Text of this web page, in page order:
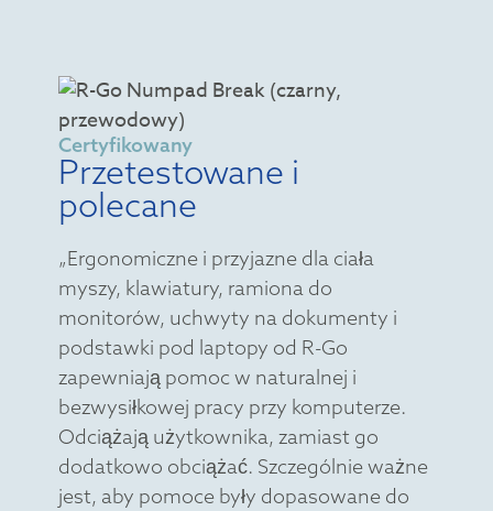
Certyfikowany
Przetestowane i
polecane
„Ergonomiczne i przyjazne dla ciała
myszy, klawiatury, ramiona do
monitorów, uchwyty na dokumenty i
podstawki pod laptopy od R-Go
zapewniają pomoc w naturalnej i
bezwysiłkowej pracy przy komputerze.
Odciążają użytkownika, zamiast go
dodatkowo obciążać. Szczególnie ważne
jest, aby pomoce były dopasowane do